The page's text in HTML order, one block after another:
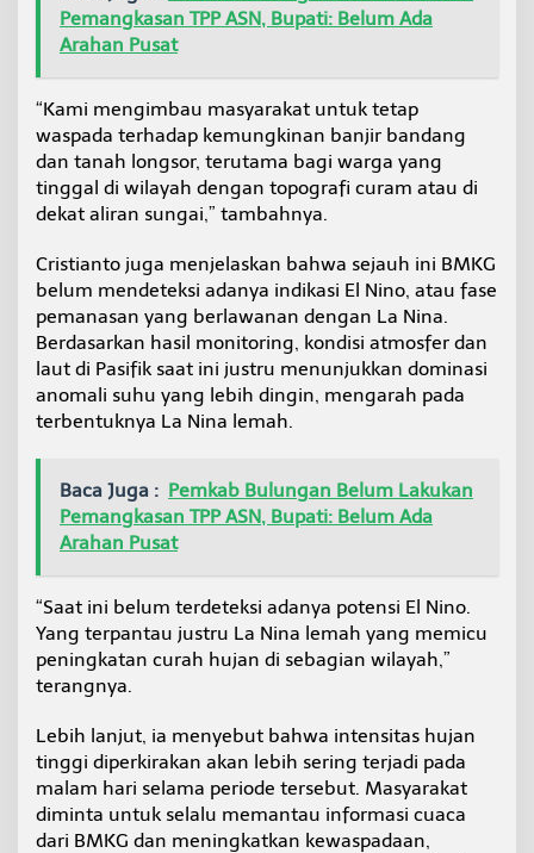
Pemangkasan TPP ASN, Bupati: Belum Ada
Arahan Pusat
“Kami mengimbau masyarakat untuk tetap
waspada terhadap kemungkinan banjir bandang
dan tanah longsor, terutama bagi warga yang
tinggal di wilayah dengan topografi curam atau di
dekat aliran sungai,” tambahnya.
Cristianto juga menjelaskan bahwa sejauh ini BMKG
belum mendeteksi adanya indikasi El Nino, atau fase
pemanasan yang berlawanan dengan La Nina.
Berdasarkan hasil monitoring, kondisi atmosfer dan
laut di Pasifik saat ini justru menunjukkan dominasi
anomali suhu yang lebih dingin, mengarah pada
terbentuknya La Nina lemah.
Baca Juga : Pemkab Bulungan Belum Lakukan
Pemangkasan TPP ASN, Bupati: Belum Ada
Arahan Pusat
“Saat ini belum terdeteksi adanya potensi El Nino.
Yang terpantau justru La Nina lemah yang memicu
peningkatan curah hujan di sebagian wilayah,”
terangnya.
Lebih lanjut, ia menyebut bahwa intensitas hujan
tinggi diperkirakan akan lebih sering terjadi pada
malam hari selama periode tersebut. Masyarakat
diminta untuk selalu memantau informasi cuaca
dari BMKG dan meningkatkan kewaspadaan,